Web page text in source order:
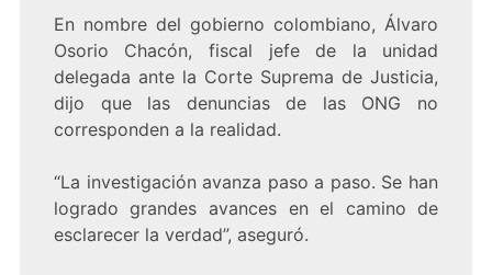
En nombre del gobierno colombiano, Álvaro
Osorio Chacón, fiscal jefe de la unidad
delegada ante la Corte Suprema de Justicia,
dijo que las denuncias de las ONG no
corresponden a la realidad.
“La investigación avanza paso a paso. Se han
logrado grandes avances en el camino de
esclarecer la verdad”, aseguró.